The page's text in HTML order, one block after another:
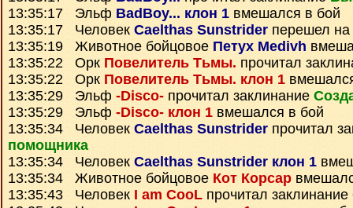
13:35:17 Эльф BadBoy... клон 1 вмешался в бой
13:35:17 Человек Caelthas Sunstrider перешел на
13:35:19 Животное бойцовое Петух Medivh
13:35:22 Орк Повелитель Тьмы. прочитал
13:35:22 Орк Повелитель Тьмы. клон 1
13:35:29 Эльф -Disco- прочитал заклинание
13:35:29 Эльф -Disco- клон 1 вмешался в бой
13:35:34 Человек Caelthas Sunstrider прочитал
помощника
13:35:34 Человек Caelthas Sunstrider клон 1
13:35:34 Животное бойцовое Кот Корсар
13:35:43 Человек I am CooL прочитал заклинание